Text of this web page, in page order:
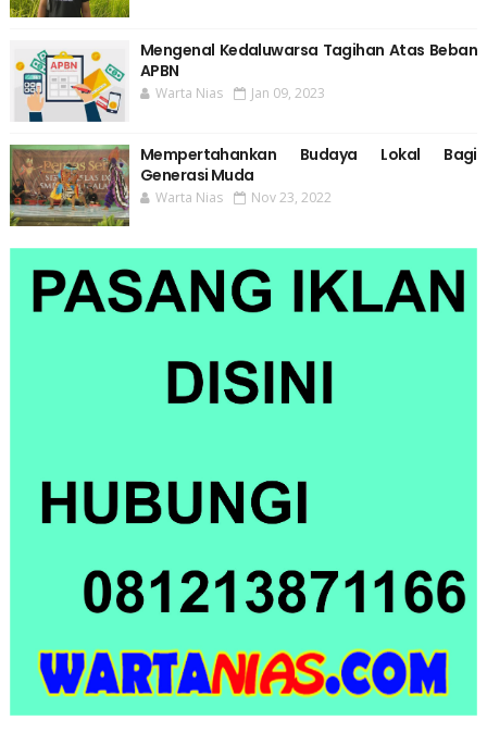
Mengenal Kedaluwarsa Tagihan Atas Beban
APBN
Warta Nias Jan 09, 2023
Mempertahankan Budaya Lokal Bagi
Generasi Muda
Warta Nias Nov 23, 2022